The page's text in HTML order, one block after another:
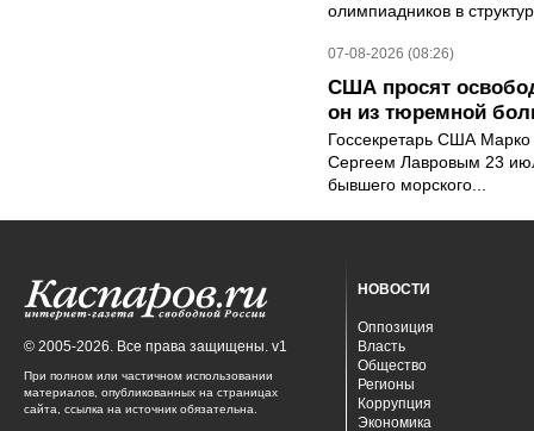
олимпиадников в
07-08-2026 (08:26)
США просят
он из тюремной
Госсекретарь США
Сергеем Лавровым 23
бывшего морского...
© 2005-2026. Все права защищены. v1
При полном или частичном использовании
материалов, опубликованных на страницах
сайта, ссылка на источник обязательна.
НОВОСТИ
Оппозиция
Власть
Общество
Регионы
Коррупция
Экономика